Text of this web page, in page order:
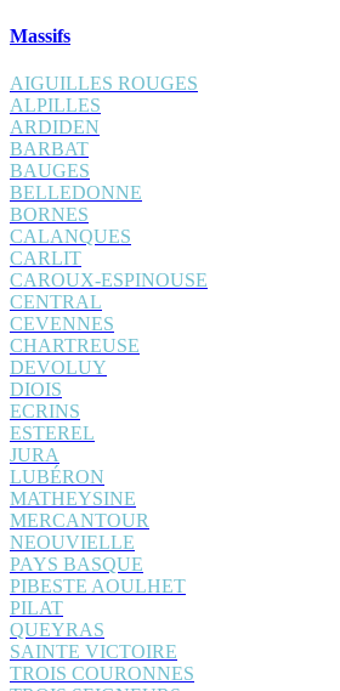
Massifs
AIGUILLES ROUGES
ALPILLES
ARDIDEN
BARBAT
BAUGES
BELLEDONNE
BORNES
CALANQUES
CARLIT
CAROUX-ESPINOUSE
CENTRAL
CEVENNES
CHARTREUSE
DEVOLUY
DIOIS
ECRINS
ESTEREL
JURA
LUBÉRON
MATHEYSINE
MERCANTOUR
NEOUVIELLE
PAYS BASQUE
PIBESTE AOULHET
PILAT
QUEYRAS
SAINTE VICTOIRE
TROIS COURONNES